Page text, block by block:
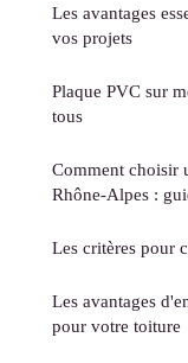
Les avantages
vos projets
Plaque PVC sur
tous
Comment choisir
Rhône-Alpes :
Les critères pour
Les avantages
pour votre toiture